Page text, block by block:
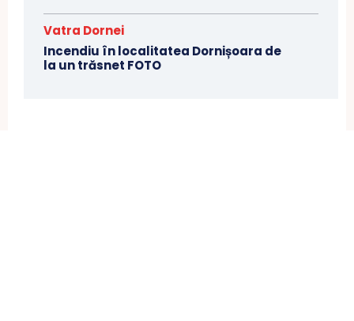
Vatra Dornei
Incendiu în localitatea Dornișoara de
la un trăsnet FOTO